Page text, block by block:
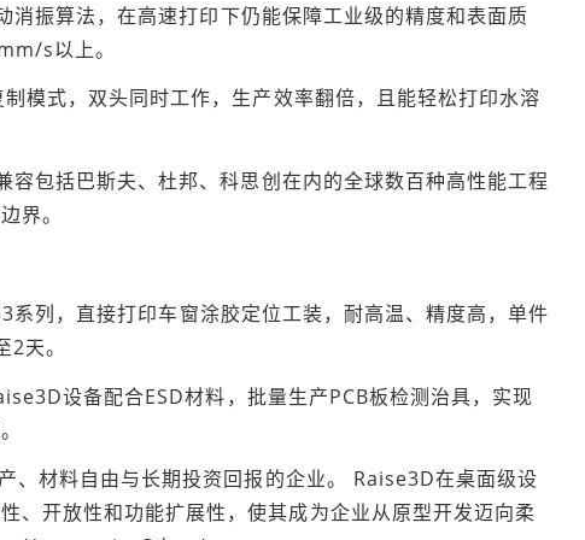
振算法，在高速打印下仍能保障工业级的精度和表面质
s以上。
模式，双头同时工作，生产效率翻倍，且能轻松打印水溶
容包括巴斯夫、杜邦、科思创在内的全球数百种高性能工程
界。
列，直接打印车窗涂胶定位工装，耐高温、精度高，单件
天。
设备配合ESD材料，批量生产PCB板检测治具，实现
产、材料自由与长期投资回报的企业。 Raise3D在桌面级设
、开放性和功能扩展性，使其成为企业从原型开发迈向柔